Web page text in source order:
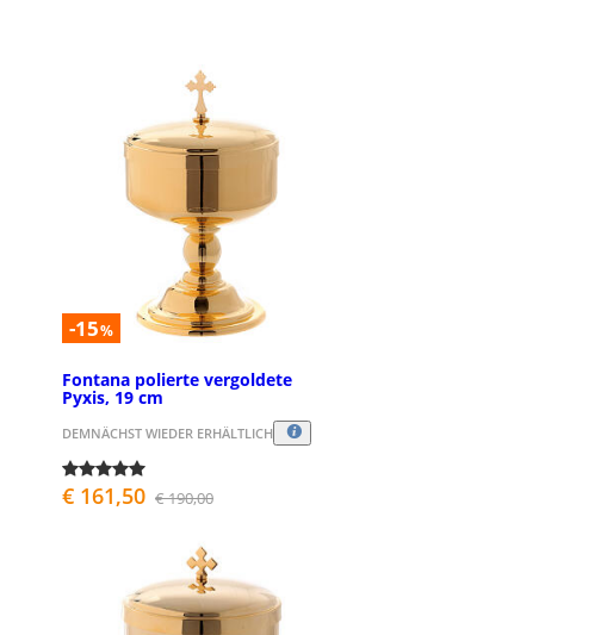
-15%
Fontana polierte vergoldete
Pyxis, 19 cm
DEMNÄCHST WIEDER ERHÄLTLICH
€ 161,50 € 190,00